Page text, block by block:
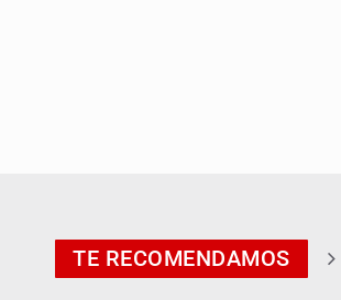
TE RECOMENDAMOS